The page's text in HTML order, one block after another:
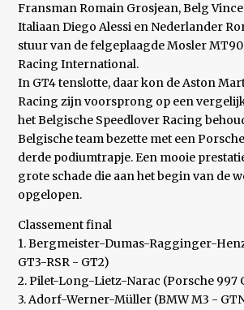
Fransman Romain Grosjean, Belg
Italiaan Diego Alessi en Nederlander
stuur van de felgeplaagde Mosler
Racing International.
In GT4 tenslotte, daar kon de Aston
Racing zijn voorsprong op een
het Belgische Speedlover Racing
Belgische team bezette met een
derde podiumtrapje. Een mooie
grote schade die aan het begin van de
opgelopen.
Classement final
1. Bergmeister-Dumas-Ragginger-
GT3-RSR - GT2)
2. Pilet-Long-Lietz-Narac (Porsche 997
3. Adorf-Werner-Müller (BMW M3 -